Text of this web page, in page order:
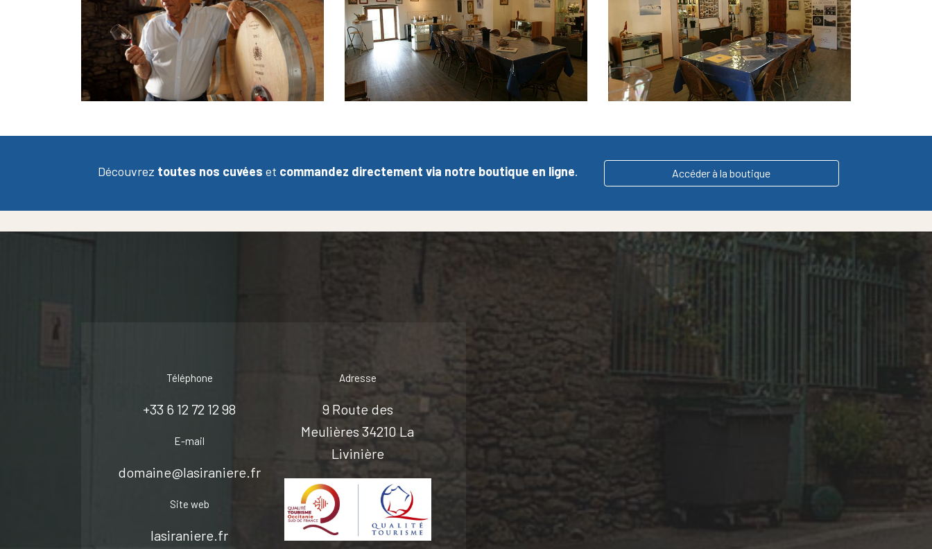
Découvrez toutes nos cuvées et commandez directement via notre boutique en ligne. Accéder à la boutique
Téléphone
+33 6 12 72 12 98
E-mail
domaine@lasiraniere.fr
Site web
lasiraniere.fr
Adresse
9 Route des
Meulières 34210 La
Livinière